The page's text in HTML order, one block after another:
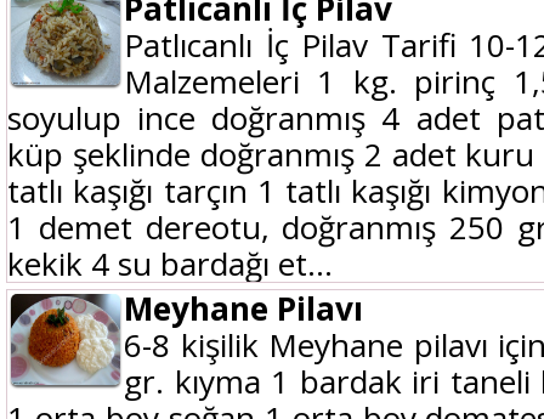
Patlıcanlı İç Pilav Tarifi 10-
Malzemeleri 1 kg. pirinç
soyulup ince doğranmış 4 adet
küp şeklinde doğranmış 2 adet
tatlı kaşığı tarçın 1 tatlı kaşığı
1 demet dereotu, doğranmış 250
kekik 4 su bardağı et...
Meyhane Pilavı
6-8 kişilik Meyhane pilavı
gr. kıyma 1 bardak iri